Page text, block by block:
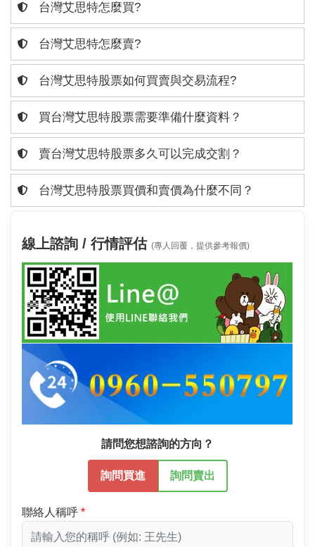
台灣艾思特怎麼買?
台灣艾思特怎麼賣?
台灣艾思特股票如何買賣與交易流程?
買台灣艾思特股票需要準備什麼資料？
賣台灣艾思特股票多久可以完成交割？
台灣艾思特股票買價和賣價為什麼不同？
線上諮詢 / 行情評估 (專人回覆，提供參考報價)
請問您想諮詢的方向？
詢問買進 詢問賣出
聯絡人稱呼